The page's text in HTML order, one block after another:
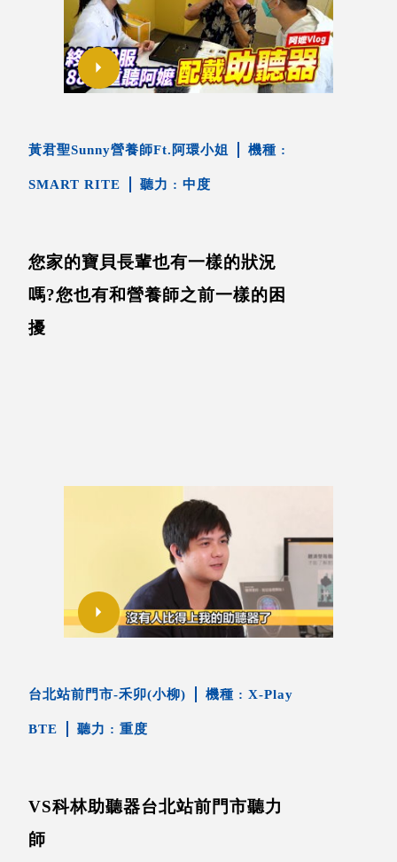
黃君聖Sunny營養師Ft.阿環小姐
SMART RITE 中度
您家的寶貝長輩也有一樣的狀況
嗎?您也有和營養師之前一樣的困
擾
台北站前門市-禾卯(小柳) X-Play
BTE 重度
VS科林助聽器台北站前門市聽力
師